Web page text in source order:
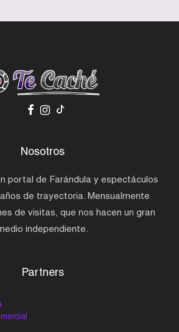
Nosotros
portal de Farándula y espectáculos
de trayectoria. Mensualmente
de visitas, que nos hacen un gran
independiente.
Partners